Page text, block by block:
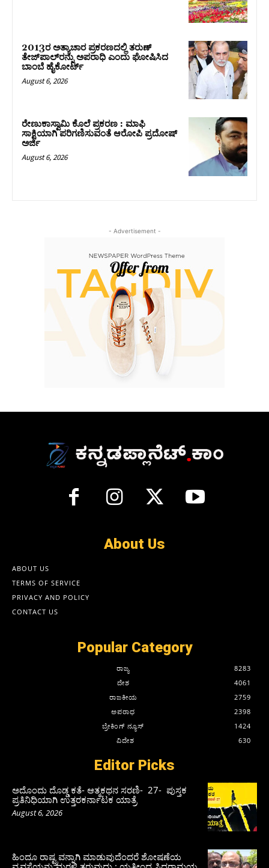
2013ರ ಅತ್ಯಾಚಾರ ಪ್ರಕರಣದಲ್ಲಿ ತರುಣ್
ತೇಜ್‌ಪಾಲ್‌ರನ್ನು ಅಪರಾಧಿ ಎಂದು ಘೋಷಿಸಿದ
ಬಾಂಬೆ ಹೈಕೋರ್ಟ್
August 6, 2026
ರೇಣುಕಾಸ್ವಾಮಿ ಕೊಲೆ ಪ್ರಕರಣ : ಮಾಫಿ
ಸಾಕ್ಷಿಯಾಗಿ ಪರಿಗಣಿಸುವಂತೆ ಆರೋಪಿ ಪ್ರದೋಷ್‌
ಅರ್ಜಿ
August 6, 2026
- Advertisement -
About Us
ABOUT US
TERMS OF SERVICE
PRIVACY AND POLICY
CONTACT US
Popular Category
ರಾಜ್ಯ
8283
ದೇಶ
4061
ರಾಜಕೀಯ
2759
ಅಪರಾಧ
2398
ಬ್ರೇಕಿಂಗ್ ನ್ಯೂಸ್
1424
ವಿದೇಶ
630
Editor Picks
ಅದೊಂದು ದೊಡ್ಡ ಕತೆ- ಆತ್ಮಕಥನ ಸರಣಿ- 27- ಪುಸ್ತಕ
ಪ್ರತಿನಿಧಿಯಾಗಿ ಉತ್ತರಕರ್ನಾಟಕ ಯಾತ್ರೆ
August 6, 2026
ಹಿಂದೂ ರಾಷ್ಟ್ರವನ್ನಾಗಿ ಮಾಡುವುದೆಂದರೆ ಶೋಷಣೆಯ